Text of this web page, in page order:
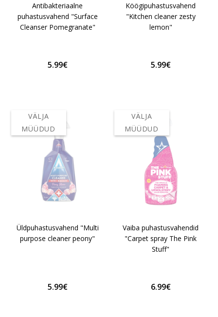
Antibakteriaalne
puhastusvahend "Surface
Cleanser Pomegranate"
5.99€
Köögipuhastusvahend
"Kitchen cleaner zesty
lemon"
5.99€
VÄLJA
MÜÜDUD
Üldpuhastusvahend "Multi
purpose cleaner peony"
5.99€
VÄLJA
MÜÜDUD
Vaiba puhastusvahendid
"Carpet spray The Pink
Stuff"
6.99€